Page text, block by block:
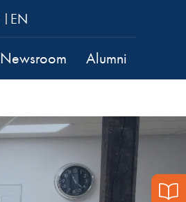
EN
Newsroom Alumni